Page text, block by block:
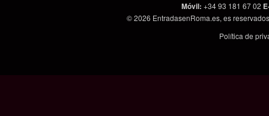
Móvil: +34 93 181 67 02
© 2026 EntradasenRoma.es, es
Política de